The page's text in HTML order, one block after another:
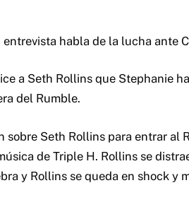
entrevista habla de la lucha ante
a Seth Rollins que Stephanie
del Rumble.
sobre Seth Rollins para entrar al
de Triple H. Rollins se
y Rollins se queda en shock y